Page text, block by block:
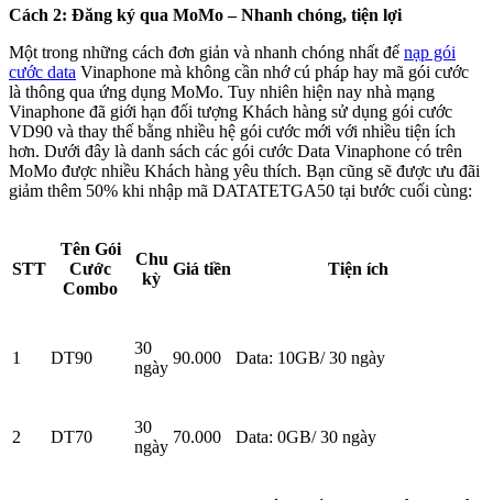
Cách 2: Đăng ký qua MoMo – Nhanh chóng, tiện lợi
Một trong những cách đơn giản và nhanh chóng nhất để nạp gói
cước data Vinaphone mà không cần nhớ cú pháp hay mã gói cước
là thông qua ứng dụng MoMo. Tuy nhiên hiện nay nhà mạng
Vinaphone đã giới hạn đối tượng Khách hàng sử dụng gói cước
VD90 và thay thế bằng nhiều hệ gói cước mới với nhiều tiện ích
hơn. Dưới đây là danh sách các gói cước Data Vinaphone có trên
MoMo được nhiều Khách hàng yêu thích. Bạn cũng sẽ được ưu đãi
giảm thêm 50% khi nhập mã DATATETGA50 tại bước cuối cùng:
STT
Tên Gói
Cước
Combo
Chu
kỳ
Giá tiền Tiện ích
1 DT90
30
ngày
90.000 Data: 10GB/ 30 ngày
2 DT70
30
ngày
70.000 Data: 0GB/ 30 ngày